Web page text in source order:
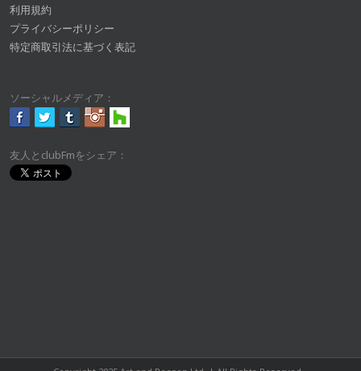
利用規約
プライバシーポリシー
特定商取引法に基づく表記
ソーシャルメディア：
友人とclubFmをシェア：